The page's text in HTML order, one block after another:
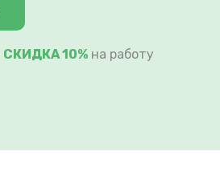
СКИДКА 10% на работу